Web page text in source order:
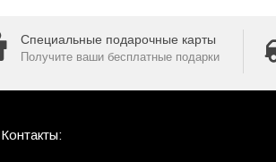
Специальные подарочные карты
Получите ваши бесплатные подарки
Контакты: